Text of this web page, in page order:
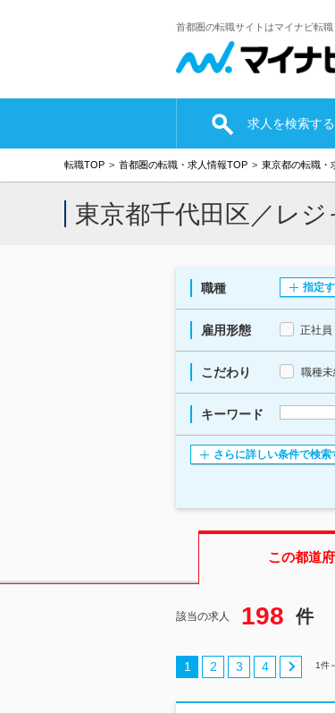
首都圏の転職サイトはマイナビ転
求人を検索する
転職TOP 首都圏の転職・求人情報TOP 東京都の転職・
東京都千代田区／レ
職種 指定
雇用形態 正社員
こだわり 職種
キーワード
さらに詳しい条件で検索
この都道
該当の求人 198 件
1 2 3 4 1件